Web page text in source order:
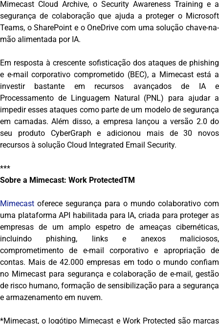
Mimecast Cloud Archive, o Security Awareness Training e a
segurança de colaboração que ajuda a proteger o Microsoft
Teams, o SharePoint e o OneDrive com uma solução chave-na-
mão alimentada por IA.
Em resposta à crescente sofisticação dos ataques de phishing
e e-mail corporativo comprometido (BEC), a Mimecast está a
investir bastante em recursos avançados de IA e
Processamento de Linguagem Natural (PNL) para ajudar a
impedir esses ataques como parte de um modelo de segurança
em camadas. Além disso, a empresa lançou a versão 2.0 do
seu produto CyberGraph e adicionou mais de 30 novos
recursos à solução Cloud Integrated Email Security.
***
Sobre a Mimecast: Work ProtectedTM
Mimecast oferece segurança para o mundo colaborativo com
uma plataforma API habilitada para IA, criada para proteger as
empresas de um amplo espetro de ameaças cibernéticas,
incluindo phishing, links e anexos maliciosos,
comprometimento de e-mail corporativo e apropriação de
contas. Mais de 42.000 empresas em todo o mundo confiam
no Mimecast para segurança e colaboração de e-mail, gestão
de risco humano, formação de sensibilização para a segurança
e armazenamento em nuvem.
*Mimecast, o logótipo Mimecast e Work Protected são marcas